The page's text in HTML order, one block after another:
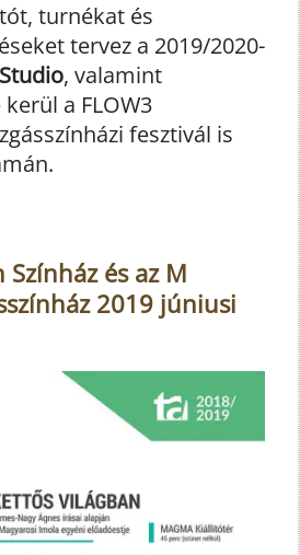
turnékat és
tervez a 2019/2020-
, valamint
a FLOW3
fesztivál is
és az M
2019 júniusi